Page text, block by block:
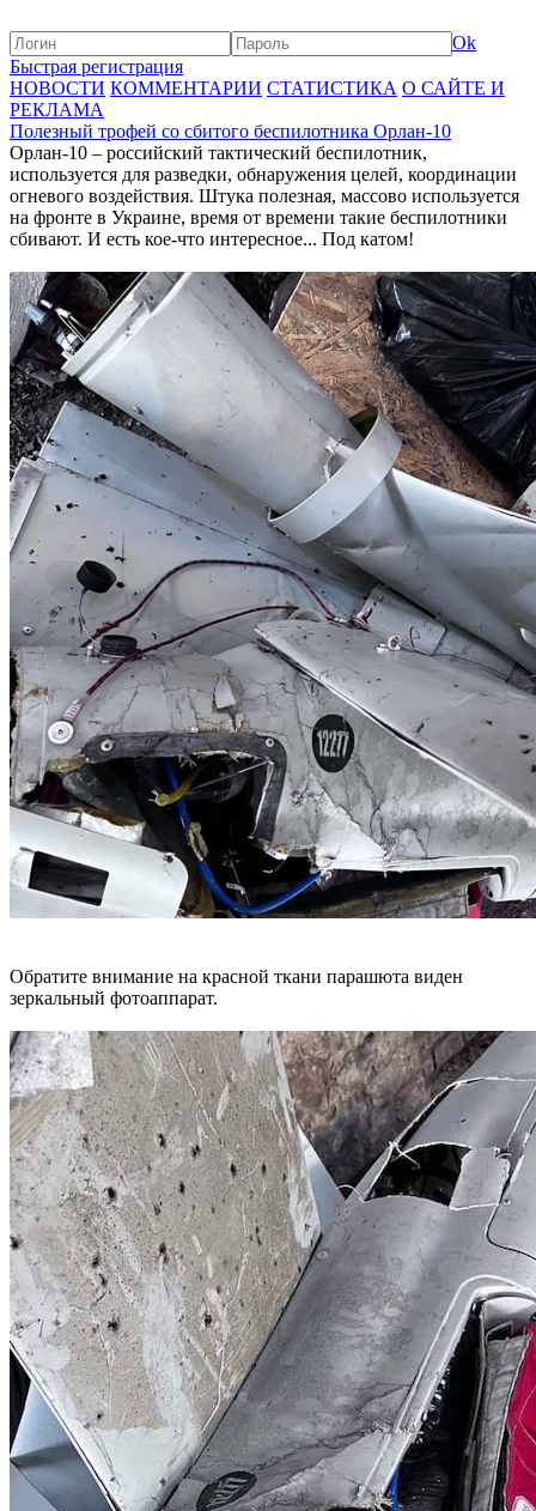
Ok
Быстрая регистрация
НОВОСТИ КОММЕНТАРИИ СТАТИСТИКА О САЙТЕ И
РЕКЛАМА
Полезный трофей со сбитого беспилотника Орлан-10
Орлан-10 – российский тактический беспилотник,
используется для разведки, обнаружения целей, координации
огневого воздействия. Штука полезная, массово используется
на фронте в Украине, время от времени такие беспилотники
сбивают. И есть кое-что интересное... Под катом!
Обратите внимание на красной ткани парашюта виден
зеркальный фотоаппарат.